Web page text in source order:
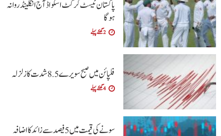
پاکستان ٹیسٹ کرکٹ اسکواڈ آج انگلینڈ روانہ
ہوگا
2 گھنٹے پہلے
فلپائن میں صبح سویرے 5 .8 شدت کا زلزلہ
4 گھنٹے پہلے
سونے کی قیمت میں 5 فیصد سے زائد کا اضافہ